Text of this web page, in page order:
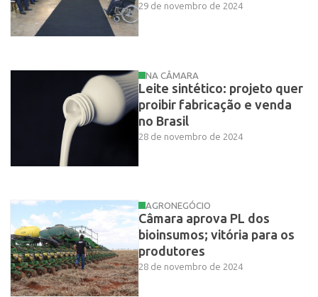
29 de novembro de 2024
NA CÂMARA
Leite sintético: projeto quer
proibir fabricação e venda
no Brasil
28 de novembro de 2024
AGRONEGÓCIO
Câmara aprova PL dos
bioinsumos; vitória para os
produtores
28 de novembro de 2024